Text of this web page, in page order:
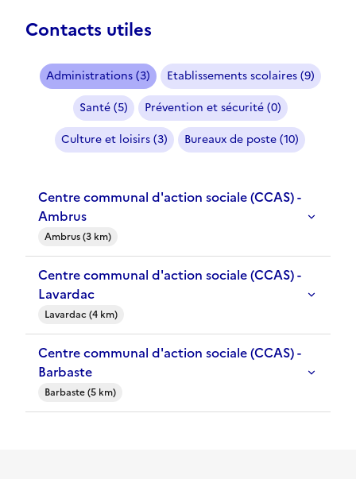
Contacts utiles
Administrations (3)
Etablissements scolaires (9)
Santé (5)
Prévention et sécurité (0)
Culture et loisirs (3)
Bureaux de poste (10)
Centre communal d'action sociale (CCAS) -
Ambrus
Ambrus (3 km)
Centre communal d'action sociale (CCAS) -
Lavardac
Lavardac (4 km)
Centre communal d'action sociale (CCAS) -
Barbaste
Barbaste (5 km)